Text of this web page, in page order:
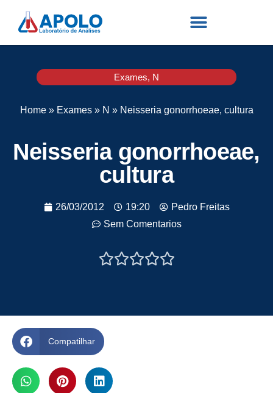
Exames, N
Home» Exames» N » Neisseria gonorrhoeae, cultura
Neisseria gonorrhoeae,
cultura
26/03/2012 19:20
Pedro Freitas
Sem Comentarios

Compatilhar